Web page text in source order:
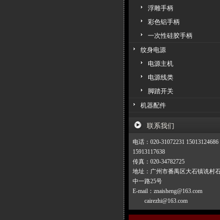
浮雕手柄
彩色铝手柄
一次性硅胶手柄
纹身电源
电源主机
电源线类
脚踏开关
机器配件
联系我们
电话：020-31072231 15013124686
15913117638
传真：020-34782725
地址：广州市番禺区大石镇诜村
中一路25号
E-mail：znaisheng@163.com
cairezhi@163.com